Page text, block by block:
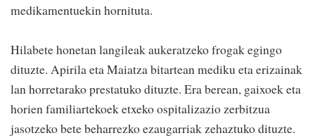
medikamentuekin hornituta.
Hilabete honetan langileak aukeratzeko frogak egingo
dituzte. Apirila eta Maiatza bitartean mediku eta erizainak
lan horretarako prestatuko dituzte. Era berean, gaixoek eta
horien familiartekoek etxeko ospitalizazio zerbitzua
jasotzeko bete beharrezko ezaugarriak zehaztuko dituzte.